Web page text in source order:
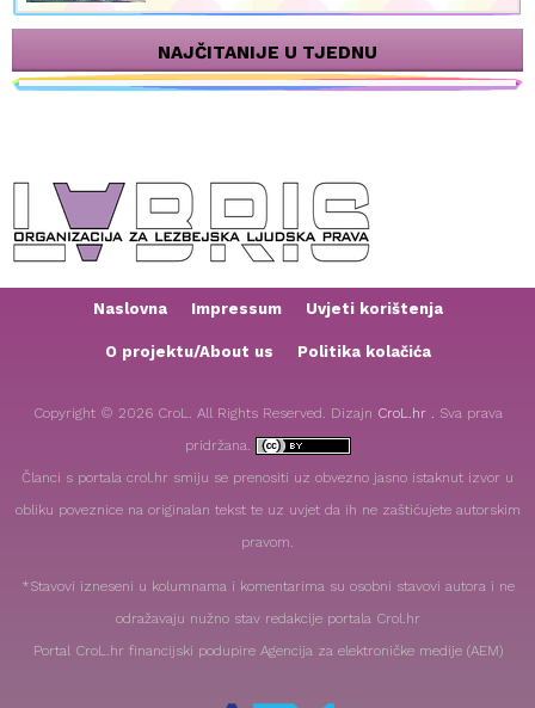
NAJČITANIJE U TJEDNU
Naslovna Impressum Uvjeti korištenja
O projektu/About us Politika kolačića
Copyright © 2026 CroL. All Rights Reserved. Dizajn CroL.hr .
Sva prava
pridržana.
Članci s portala crol.hr smiju se prenositi uz obvezno jasno istaknut izvor u
obliku poveznice na originalan tekst te uz uvjet da ih ne zaštićujete autorskim
pravom.
*Stavovi izneseni u kolumnama i komentarima su osobni stavovi autora i ne
odražavaju nužno stav redakcije portala Crol.hr
Portal CroL.hr financijski podupire Agencija za elektroničke medije (AEM)